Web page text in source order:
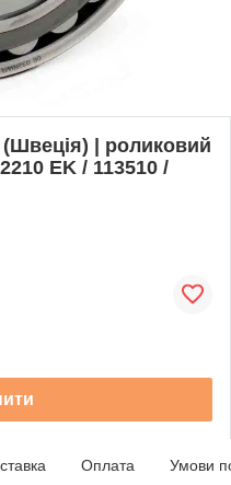
| роликовий
EK / 113510 /
Оплата Умови